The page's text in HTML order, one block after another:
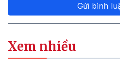
Gửi bình
Xem nhiều